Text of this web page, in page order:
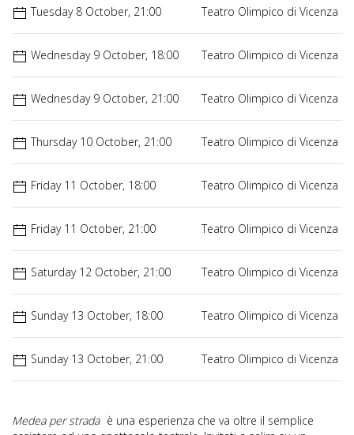
Tuesday 8 October, 21:00 Teatro Olimpico di Vicenza
Wednesday 9 October, 18:00 Teatro Olimpico di Vicenza
Wednesday 9 October, 21:00 Teatro Olimpico di Vicenza
Thursday 10 October, 21:00 Teatro Olimpico di Vicenza
Friday 11 October, 18:00 Teatro Olimpico di Vicenza
Friday 11 October, 21:00 Teatro Olimpico di Vicenza
Saturday 12 October, 21:00 Teatro Olimpico di Vicenza
Sunday 13 October, 18:00 Teatro Olimpico di Vicenza
Sunday 13 October, 21:00 Teatro Olimpico di Vicenza
Medea per strada è una esperienza che va oltre il semplice